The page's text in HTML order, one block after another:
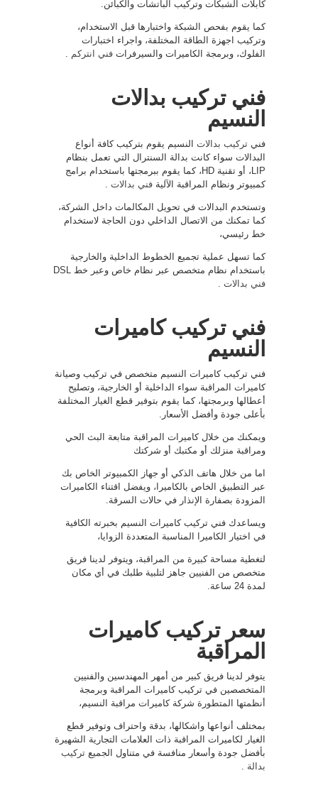
كابلات الشبكات وتركيب الباتشات والكبائن.
كما يقوم بفحص الشبكة واختبارها قبل الاستخدام،
وتركيب اجهزة الطاقة المختلفة، واجراء اختبارات
الفلوك، وبرمجة الكاميرات والسيرفرات فني انتركم
فني تركيب بدالات
النسيم
فني تركيب بدالات النسيم يقوم بتركيب كافة أنواع
البدالات سواء كانت بدالة السنترال التي تعمل بنظام
LIP، أو تقنية HD، كما يقوم ببرمجتها باستخدام برامج
كمبيوتر ونظام المراقبة الآلية فني بدالات
وتستخدم البدالات في تحويل المكالمات داخل الشركة،
كما تمكنك من الاتصال الداخلي دون الحاجة لاستخدام
خط رئيسي،
كما تسهل عملية تجميع الخطوط الداخلية والخارجية
باستخدام نظام متخصص عبر نظام خاص وعبر خط DSL
فني بدالات
فني تركيب كاميرات
النسيم
فني تركيب كاميرات النسيم متخصص في تركيب وصيانة
كاميرات المراقبة سواء الداخلية أو الخارجية، وتصليح
أعطالها وبرمجتها، كما يقوم بتوفير قطع الغيار المختلفة
بأعلى جودة وأفضل الأسعار.
ويمكنك من خلال كاميرات المراقبة متابعة البث الحي
ومراقبة منزلك أو مكتبك أو شركتك
اما من خلال هاتف الذكي أو جهاز الكمبيوتر الخاص بك
عبر التطبيق الخاص بالكاميرا، ويفضل اقتناء الكاميرات
المزودة بصفارة الإنذار في حالات السرقة.
ويساعدك فني تركيب كاميرات النسيم بخبرته الكافية
في اختيار الكاميرا المناسبة المتعددة الزوايا،
لتغطية مساحة كبيرة من المراقبة، ويتوفر لدينا فريق
متخصص من الفنيين جاهز لتلبية طلبك في أي مكان
لمدة 24 ساعة.
سعر تركيب كاميرات
المراقبة
يتوفر لدينا فريق كبير من أمهر المهندسين والفنيين
المتخصصين في تركيب كاميرات المراقبة وبرمجة
أنظمتها المتطورة شركة كاميرات مراقبة النسيم،
بمختلف أنواعها واشكالها، بدقة واحتراف وتوفير قطع
الغيار لكاميرات المراقبة ذات العلامات التجارية الشهيرة
بأفضل جودة وأسعار منافسة في متناول الجميع تركيب
بدالة